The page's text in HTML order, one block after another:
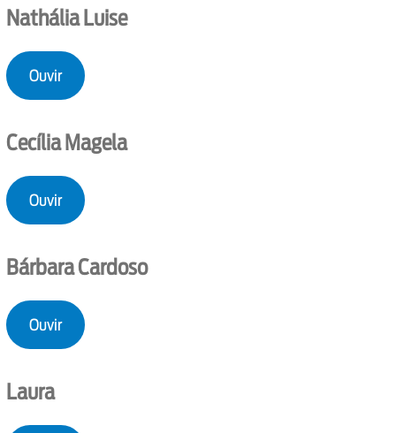
Nathália Luise
Ouvir
Cecília Magela
Ouvir
Bárbara Cardoso
Ouvir
Laura